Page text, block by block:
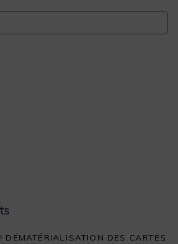
DÉMATÉRIALISATION DES CARTES